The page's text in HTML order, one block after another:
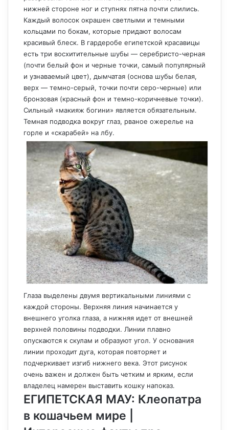
нижней стороне ног и ступнях пятна почти слились.
Каждый волосок окрашен светлыми и темными
кольцами по бокам, которые придают волосам
красивый блеск. В гардеробе египетской красавицы
есть три восхитительные шубы — серебристо-черная
(почти белый фон и черные точки, самый популярный
и узнаваемый цвет), дымчатая (основа шубы белая,
верх — темно-серый, точки почти серо-черные) или
бронзовая (красный фон и темно-коричневые точки).
Сильный «макияж богини» является обязательным.
Темная подводка вокруг глаз, рваное ожерелье на
горле и «скарабей» на лбу.
Глаза выделены двумя вертикальными линиями с
каждой стороны. Верхняя линия начинается у
внешнего уголка глаза, а нижняя идет от внешней
верхней половины подводки. Линии плавно
опускаются к скулам и образуют угол. У основания
линии проходит дуга, которая повторяет и
подчеркивает изгиб нижнего века. Этот рисунок
очень важен и должен быть четким и ярким, если
владелец намерен выставить кошку напоказ.
ЕГИПЕТСКАЯ МАУ: Клеопатра
в кошачьем мире |